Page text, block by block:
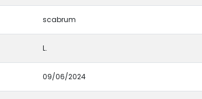
scabrum
L.
09/06/2024